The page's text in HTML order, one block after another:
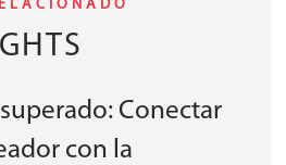
Conectar
con la